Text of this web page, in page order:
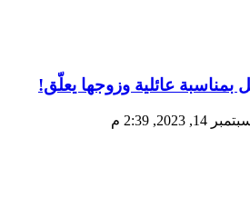
بمناسبة عائلية وزوجها يعلّق!
14, 2023, 2:39 م